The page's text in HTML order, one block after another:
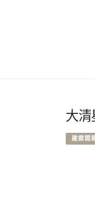
大清
建案開